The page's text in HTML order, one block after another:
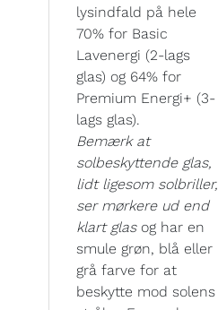
lysindfald på hele
70% for Basic
Lavenergi (2-lags
glas) og 64% for
Premium Energi+ (3-
lags glas).
Bemærk at
solbeskyttende glas,
lidt ligesom solbriller,
ser mørkere ud end
klart glasog har en
smule grøn, blå eller
grå farve for at
beskytte mod solens